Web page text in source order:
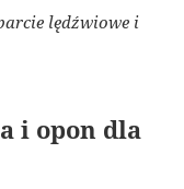
lędźwiowe i
i opon dla